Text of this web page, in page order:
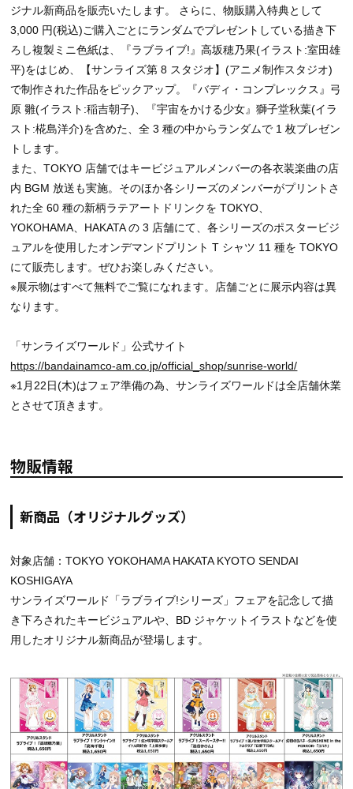
ジナル新商品を販売いたします。 さらに、物販購入特典として
3,000 円(税込)ご購入ごとにランダムでプレゼントしている描き下
ろし複製ミニ色紙は、『ラブライブ!』高坂穂乃果(イラスト:室田雄
平)をはじめ、【サンライズ第 8 スタジオ】(アニメ制作スタジオ)
で制作された作品をピックアップ。『バディ・コンプレックス』弓
原 雛(イラスト:稲吉朝子)、『宇宙をかける少女』獅子堂秋葉(イラ
スト:椛島洋介)を含めた、全 3 種の中からランダムで 1 枚プレゼン
トします。
また、TOKYO 店舗ではキービジュアルメンバーの各衣装楽曲の店
内 BGM 放送も実施。そのほか各シリーズのメンバーがプリントさ
れた全 60 種の新柄ラテアートドリンクを TOKYO、
YOKOHAMA、HAKATA の 3 店舗にて、各シリーズのポスタービジ
ュアルを使用したオンデマンドプリント T シャツ 11 種を TOKYO
にて販売します。ぜひお楽しみください。
※展示物はすべて無料でご覧になれます。店舗ごとに展示内容は異
なります。
「サンライズワールド」公式サイト
https://bandainamco-am.co.jp/official_shop/sunrise-world/
※1月22日(木)はフェア準備の為、サンライズワールドは全店舗休業
とさせて頂きます。
物販情報
新商品（オリジナルグッズ）
対象店舗：TOKYO YOKOHAMA HAKATA KYOTO SENDAI
KOSHIGAYA
サンライズワールド「ラブライブ!シリーズ」フェアを記念して描
き下ろされたキービジュアルや、BD ジャケットイラストなどを使
用したオリジナル新商品が登場します。